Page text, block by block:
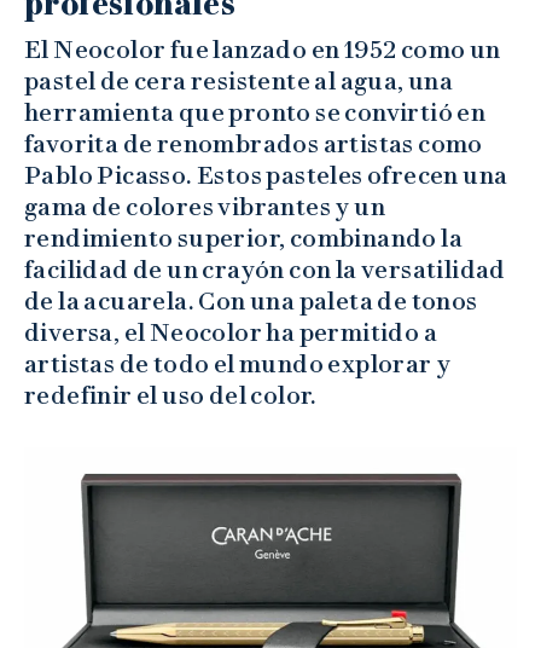
El Neocolor fue lanzado en 1952 como un
pastel de cera resistente al agua, una
herramienta que pronto se convirtió en
favorita de renombrados artistas como
Pablo Picasso. Estos pasteles ofrecen una
gama de colores vibrantes y un
rendimiento superior, combinando la
facilidad de un crayón con la versatilidad
de la acuarela. Con una paleta de tonos
diversa, el Neocolor ha permitido a
artistas de todo el mundo explorar y
redefinir el uso del color.